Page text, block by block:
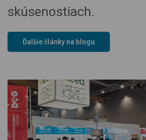
skúsenostiach.
Ďalšie články na blogu